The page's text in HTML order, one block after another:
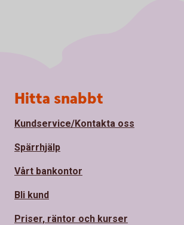
Sidfot
Hitta snabbt
Kundservice/Kontakta oss
Spärrhjälp
Vårt bankontor
Bli kund
Priser, räntor och kurser